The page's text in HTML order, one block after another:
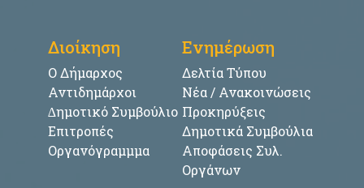
Διοίκηση
Ο Δήμαρχος
Αντιδημάρχοι
∆ημοτικό Συμβούλιο
Επιτροπές
Οργανόγραμμμα
Ενημέρωση
Δελτία Τύπου
Νέα / Ανακοινώσεις
Προκηρύξεις
Δημοτικά Συμβούλια
Αποφάσεις Συλ.
Οργάνων